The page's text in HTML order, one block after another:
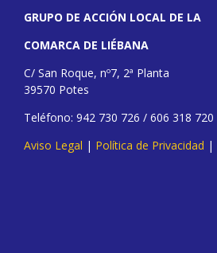
GRUPO DE ACCIÓN LOCAL DE LA
COMARCA DE LIÉBANA
C/ San Roque, nº7, 2ª Planta
39570 Potes
Teléfono: 942 730 726 / 606 318 720
Aviso Legal | Política de Privacidad |